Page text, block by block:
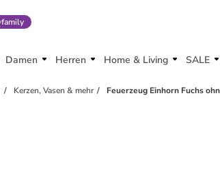
family
Damen Herren Home & Living SALE
Kerzen, Vasen & mehr Feuerzeug Einhorn Fuchs